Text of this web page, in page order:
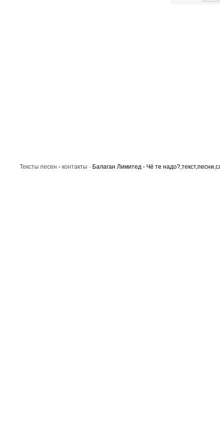
Тексты песен - контакты · Балаган Лимитед - Чё те